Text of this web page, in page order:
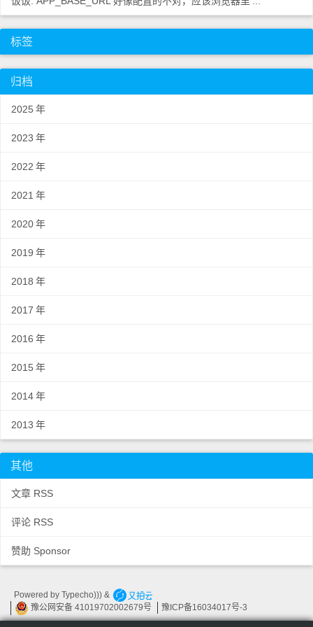
标签
归档
2025 年
2023 年
2022 年
2021 年
2020年
2019 年
2018 年
2017 年
2016 年
2015 年
2014年
2013 年
其他
文章 RSS
评论 RSS
赞助 Sponsor
Powered by Typecho))) &
豫公网安备 41019702002679号 豫 ICP备16034017号-3